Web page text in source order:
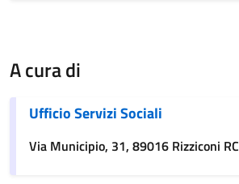
A cura di
Ufficio Servizi Sociali
Via Municipio, 31, 89016 Rizziconi RC